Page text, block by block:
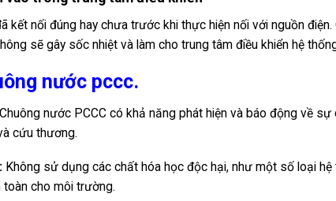
kết nối đúng hay chưa trước khi thực hiện nối với nguồn
sẽ gây sốc nhiệt và làm cho trung tâm điều khiển hệ
nước pccc.
Chuông nước PCCC có khả năng phát hiện và báo động về
cứu thương.
Không sử dụng các chất hóa học độc hại, như một số loại hệ
toàn cho môi trường.